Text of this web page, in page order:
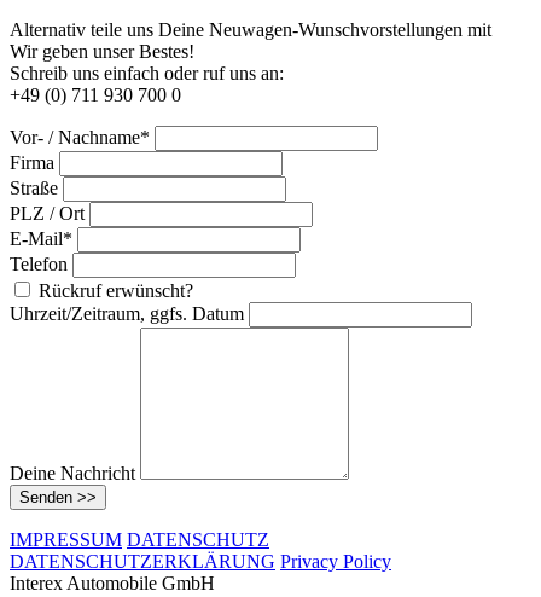
Alternativ teile uns Deine Neuwagen-Wunschvorstellungen mit
Wir geben unser Bestes!
Schreib uns einfach oder ruf uns an:
+49 (0) 711 930 700 0
Vor- / Nachname*
Firma
Straße
PLZ / Ort
E-Mail*
Telefon
Rückruf erwünscht?
Uhrzeit/Zeitraum, ggfs. Datum
Deine Nachricht
Senden >>
IMPRESSUM DATENSCHUTZ
DATENSCHUTZERKLÄRUNG Privacy Policy
Interex Automobile GmbH